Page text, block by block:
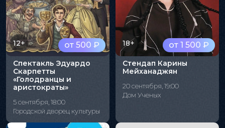
от 500 ₽
12+
Спектакль Эдуардо
Скарпетты
«Голодранцы и
аристократы»
5 сентября, 18:00
Городской дворец культуры
от 1 500 ₽
18+
Стендап Карины
Мейханаджян
20 сентября, 19:00
Дом Ученых